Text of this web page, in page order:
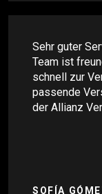
Sehr guter
Team ist
schnell zur
passende
der Allianz
SOFÍA